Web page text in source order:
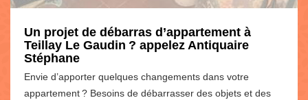
Un projet de débarras d’appartement à
Teillay Le Gaudin ? appelez Antiquaire
Stéphane
Envie d’apporter quelques changements dans votre
appartement ? Besoins de débarrasser des objets et des